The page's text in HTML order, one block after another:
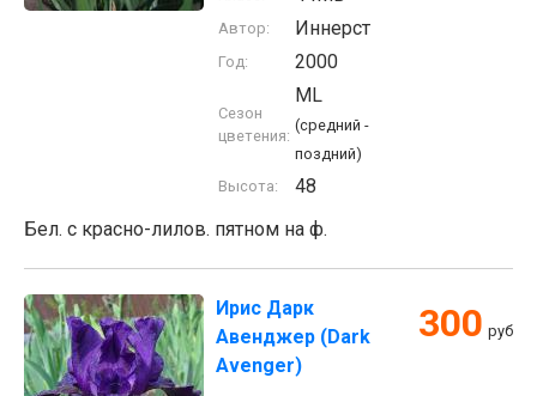
Автор: Иннерст
Год: 2000
Сезон
цветения:
ML
(средний -
поздний)
Высота:
48
Бел. с красно-лилов. пятном на ф.
Ирис Дарк
Авенджер (Dark
Avenger)
300 руб